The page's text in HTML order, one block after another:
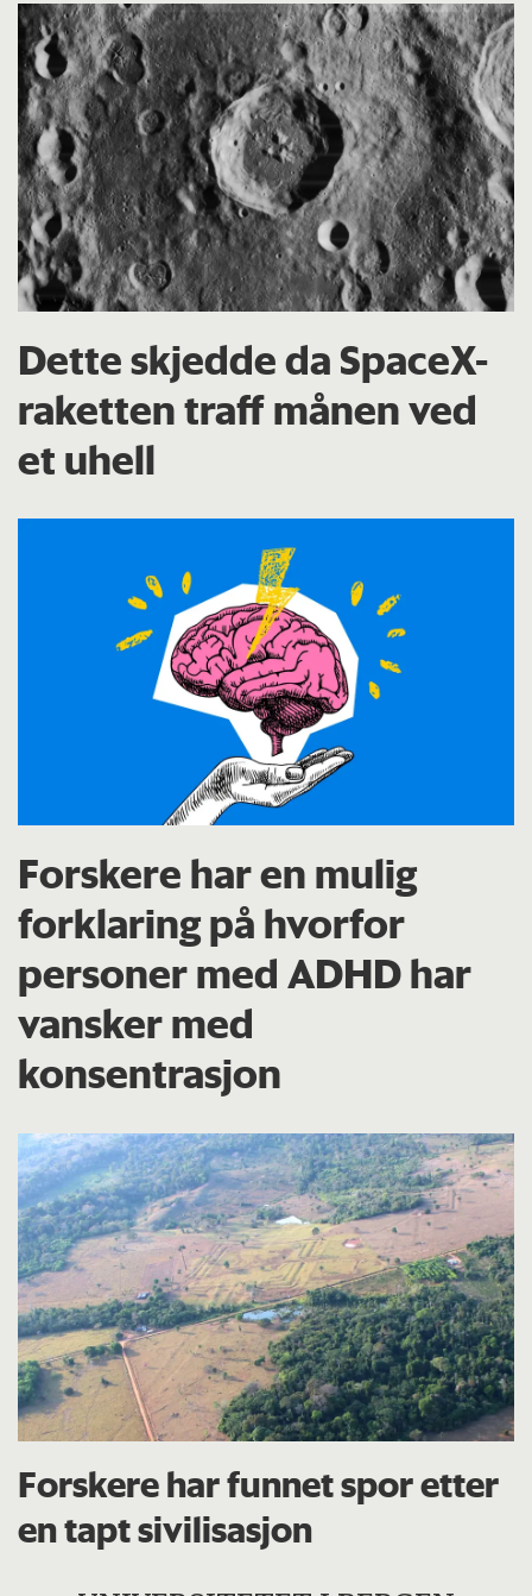
Dette skjedde da SpaceX-
raketten traff månen ved
et uhell
Forskere har en mulig
forklaring på hvorfor
personer med ADHD har
vansker med
konsentrasjon
Forskere har funnet spor etter
en tapt sivilisasjon